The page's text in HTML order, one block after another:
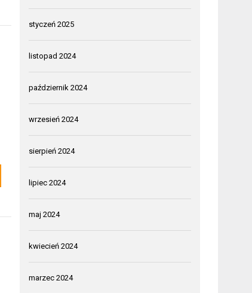
styczeń 2025
listopad 2024
październik 2024
wrzesień 2024
sierpień 2024
lipiec 2024
maj 2024
kwiecień 2024
marzec 2024